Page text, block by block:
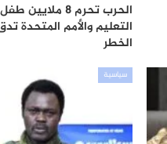
الحرب تحرم 8
التعليم والأمم المتحدة
الخطر
سياسية